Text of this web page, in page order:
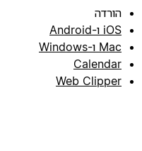
הורדה
iOS ו-Android
Mac ו-Windows
Calendar
Web Clipper